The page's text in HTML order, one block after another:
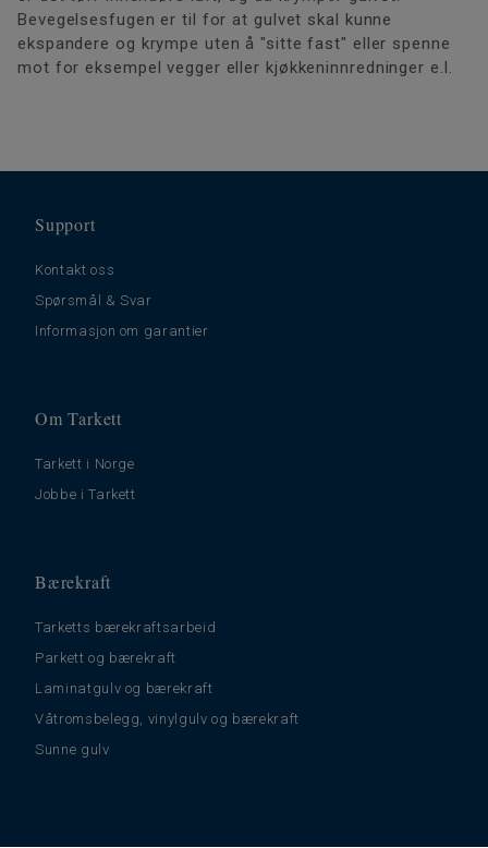
Bevegelsesfugen er til for at gulvet skal kunne
ekspandere og krympe uten å "sitte fast" eller spenne
mot for eksempel vegger eller kjøkkeninnredninger e.l.
Support
Kontakt oss
Spørsmål & Svar
Informasjon om garantier
Om Tarkett
Tarkett i Norge
Jobbe i Tarkett
Bærekraft
Tarketts bærekraftsarbeid
Parkett og bærekraft
Laminatgulv og bærekraft
Våtromsbelegg, vinylgulv og bærekraft
Sunne gulv